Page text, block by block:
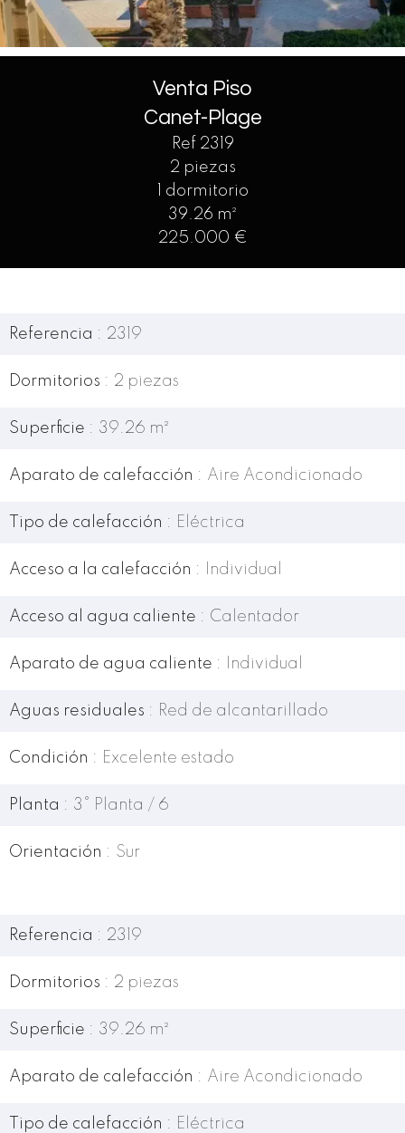
Venta Piso
Canet-Plage
Ref 2319
2 piezas
1 dormitorio
39.26 m²
225.000 €
Referencia 2319
Dormitorios 2 piezas
Superficie 39.26 m²
Aparato de calefacción Aire Acondicionado
Tipo de calefacción Eléctrica
Acceso a la calefacción Individual
Acceso al agua caliente Calentador
Aparato de agua caliente Individual
Aguas residuales Red de alcantarillado
Condición Excelente estado
Planta 3° Planta / 6
Orientación Sur
Referencia 2319
Dormitorios 2 piezas
Superficie 39.26 m²
Aparato de calefacción Aire Acondicionado
Tipo de calefacción Eléctrica